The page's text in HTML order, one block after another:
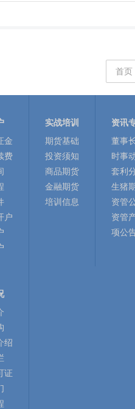
首页
金
费
户
实战培训
期货基础
投资须知
商品期货
金融期货
培训信息
资讯
董事
时事
套利
生猪
资管
资管
项公
绍
证